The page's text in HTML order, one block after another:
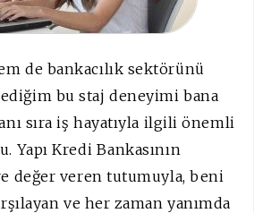
de bankacılık sektörünü
bu staj deneyimi bana
sıra iş hayatıyla ilgili önemli
Yapı Kredi Bankasının
değer veren tutumuyla, beni
ve her zaman yanımda